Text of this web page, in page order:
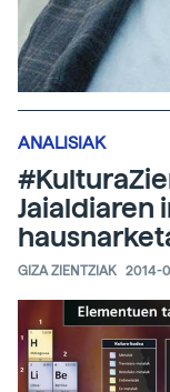
ANALISIAK
Jaialdiaren
GIZA ZIENTZIAK 2014-